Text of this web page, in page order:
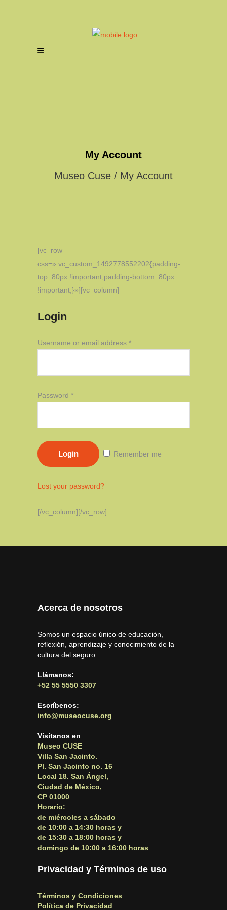
My Account
Museo Cuse / My Account
[vc_row
css=».vc_custom_1492778552202{padding-
top: 80px !important;padding-bottom: 80px
!important;}»][vc_column]
Login
Username or email address *Required
Password *Required
Remember me
Lost your password?
[/vc_column][/vc_row]
Acerca de nosotros
Somos un espacio único de educación,
reflexión, aprendizaje y conocimiento de la
cultura del seguro.
Llámanos:
+52 55 5550 3307
Escríbenos:
info@museocuse.org
Visítanos en
Museo CUSE
Villa San Jacinto.
Pl. San Jacinto no. 16
Local 18. San Ángel,
Ciudad de México,
CP 01000
Horario:
de miércoles a sábado
de 10:00 a 14:30 horas y
de 15:30 a 18:00 horas y
domingo de 10:00 a 16:00 horas
Privacidad y Términos de uso
Términos y Condiciones
Política de Privacidad